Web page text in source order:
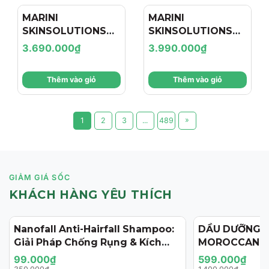
MARINI
SKINSOLUTIONS
Duality™ – Tinh
Chất Hỗ Trợ Giảm
Mụn Và Cải Thiện
Dấu Hiệu Lão Hóa
3.690.000₫
Thêm vào giỏ
MARINI
SKINSOLUTIONS
Transformation
Face Cream – Kem
Dưỡng Hỗ Trợ Tái
Tạo, Giảm Nếp
Nhăn Và Săn Chắc
Da
3.990.000₫
Thêm vào giỏ
1 2 3 ... 489 »
GIẢM GIÁ SỐC
KHÁCH HÀNG YÊU THÍCH
- 72%
Nanofall Anti-Hairfall Shampoo:
Giải Pháp Chống Rụng & Kích
Thích Mọc Tóc Chuẩn Y Khoa
99.000₫
- 57%
DẦU DƯỠNG
125ML
599.000₫